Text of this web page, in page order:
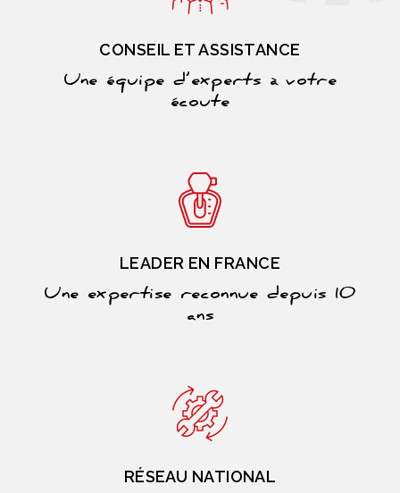
CONSEIL ET ASSISTANCE
Une équipe d’experts à votre
écoute
LEADER EN FRANCE
Une expertise reconnue depuis 10
ans
RÉSEAU NATIONAL